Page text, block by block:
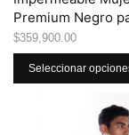
Premium Negro
$359,900.00
Seleccionar